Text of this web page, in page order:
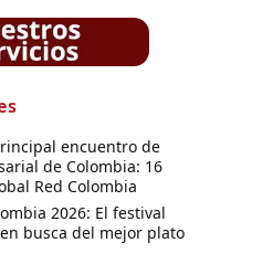
encuentro de
de Colombia: 16
Red Colombia
2026: El festival
busca del mejor plato